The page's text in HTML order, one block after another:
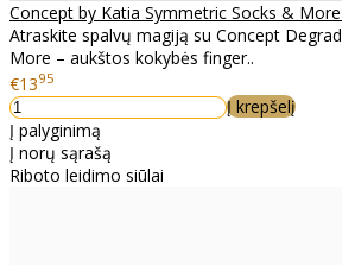
Concept by Katia Symmetric Socks &
Atraskite spalvų magiją su Concept
More – aukštos kokybės finger..
€1395
Į krepšelį
Į palyginimą
Į norų sąrašą
Riboto leidimo siūlai